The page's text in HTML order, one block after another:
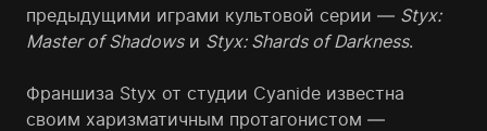
предыдущими играми культовой серии — Styx:
Master of Shadowsи Styx: Shards of Darkness.
Франшиза Styx от студии Cyanide известна
своим харизматичным протагонистом —